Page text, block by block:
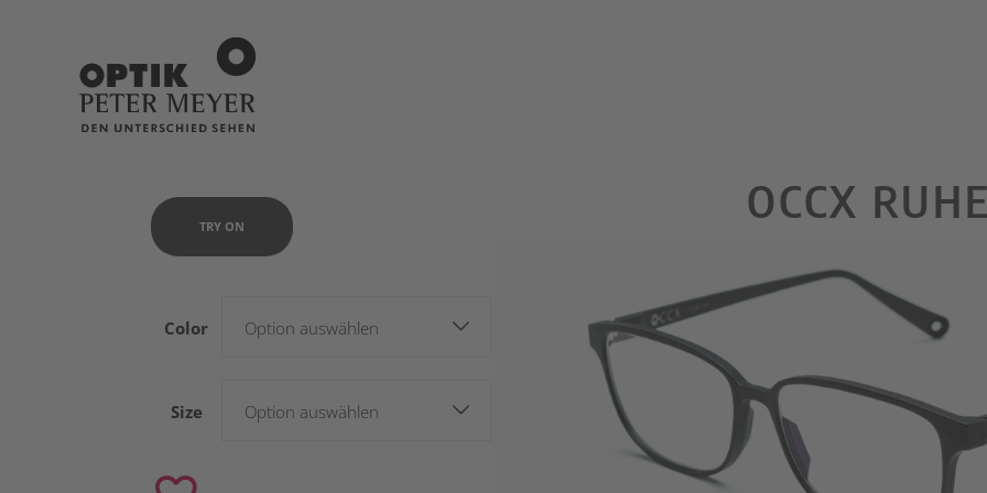
OCCX
TRY ON
Color Option auswählen
Size Option auswählen